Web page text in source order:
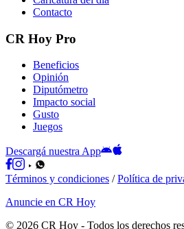
Contacto
CR Hoy Pro
Beneficios
Opinión
Diputómetro
Impacto social
Gusto
Juegos
Descargá nuestra App
Términos y condiciones /Política de
Anuncie en CR Hoy
© 2026 CR Hoy - Todos los derechos